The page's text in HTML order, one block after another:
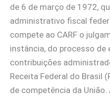
de 6 de março de 1972,
administrativo fiscal
compete ao CARF o
instância, do processo de
contribuições
Receita Federal do Brasil
de competência da